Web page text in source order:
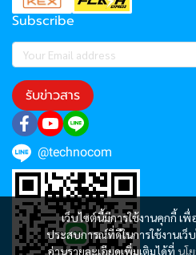
เว็บไซต์นี้มีการใช้งานคุกกี้ เ
ประสบการณ์ที่ดีในการใช้งานเว็
อ่านรายละเอียดเพิ่มเติมได้ที่ นโ
Subscribe
รับข่าวสาร
@technocom